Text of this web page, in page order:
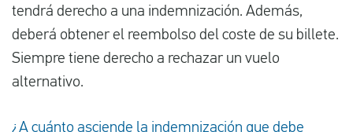
tendrá derecho a una indemnización. Además,
deberá obtener el reembolso del coste de su billete.
Siempre tiene derecho a rechazar un vuelo
alternativo.
¿A cuánto asciende la indemnización que debe